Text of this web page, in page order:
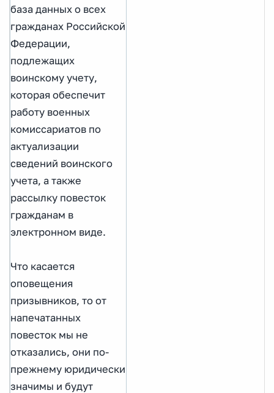
база данных о всех
гражданах Российской
Федерации,
подлежащих
воинскому учету,
которая обеспечит
работу военных
комиссариатов по
актуализации
сведений воинского
учета, а также
рассылку повесток
гражданам в
электронном виде.
Что касается
оповещения
призывников, то от
напечатанных
повесток мы не
отказались, они по-
прежнему юридически
значимы и будут